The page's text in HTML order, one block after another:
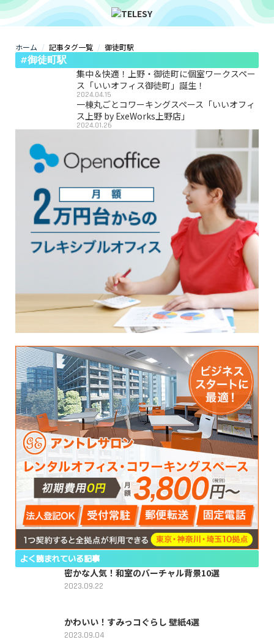
コラム
ZOOM背景
ホーム 記事タグ一覧 御徒町駅
#御徒町駅
集中＆快適！上野・御徒町に個室ワークスペー
ス「いいオフィス御徒町」誕生！
2024.04.15
一棟丸ごとコワーキングスペース「いいオフィ
ス上野 by ExeWorks上野店」
2024.01.26
よく読まれている記事
密かな人気！和室のバーチャル背景10選
2023.09.22
かわいい！すみっコぐらし 壁紙4選
2023.09.04